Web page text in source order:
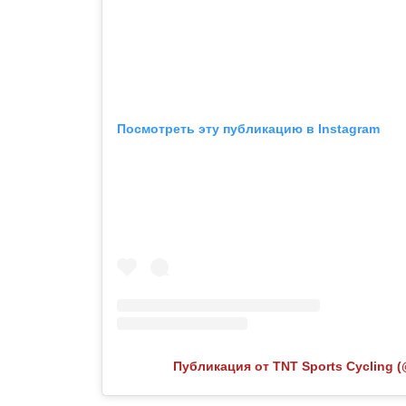
Посмотреть эту публикацию в Instagram
Публикация от TNT Sports Cycling